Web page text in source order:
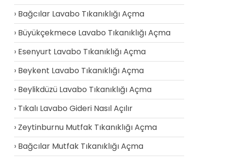
Bağcılar Lavabo Tıkanıklığı Açma
Büyükçekmece Lavabo Tıkanıklığı Açma
Esenyurt Lavabo Tıkanıklığı Açma
Beykent Lavabo Tıkanıklığı Açma
Beylikdüzü Lavabo Tıkanıklığı Açma
Tıkalı Lavabo Gideri Nasıl Açılır
Zeytinburnu Mutfak Tıkanıklığı Açma
Bağcılar Mutfak Tıkanıklığı Açma